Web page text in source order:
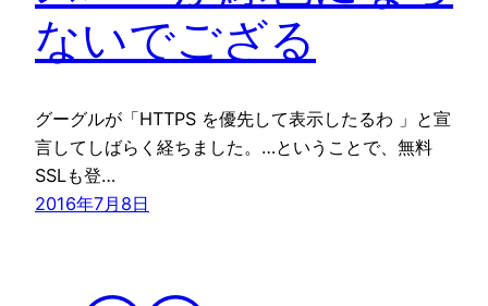
ないでござる
グーグルが「HTTPS を優先して表示したるわ 」と宣
言してしばらく経ちました。…ということで、無料
SSLも登…
2016年7月8日